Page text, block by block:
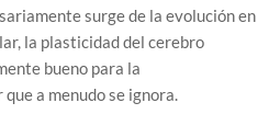
surge de la evolución en
la plasticidad del cerebro
bueno para la
a menudo se ignora.